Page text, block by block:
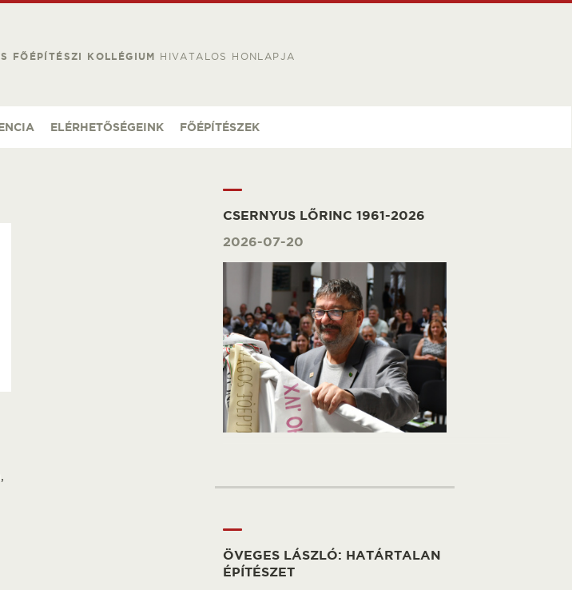
FŐÉPÍTÉSZI KOLLÉGIUM HIVATALOS HONLAPJA
ELÉRHETŐSÉGEINK FŐÉPÍTÉSZEK
CSERNYUS LŐRINC 1961-2026
2026-07-20
ÖVEGES LÁSZLÓ: HATÁRTALAN
ÉPÍTÉSZET